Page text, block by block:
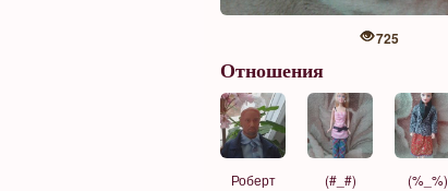
725
Отношения
Роберт
(#_#)
(%_%)